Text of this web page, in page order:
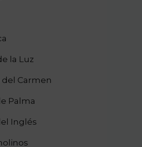
la Luz
del Carmen
Palma
Inglés